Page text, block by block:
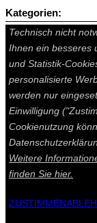
Auf dieser Seite
Technisch nicht
Ihnen ein besseres
und Statistik-
personalisierte
werden nur
Einwilligung
Cookienutzung
Weitere
finden Sie hier.
ZUSTIMMEN
Kategorien: